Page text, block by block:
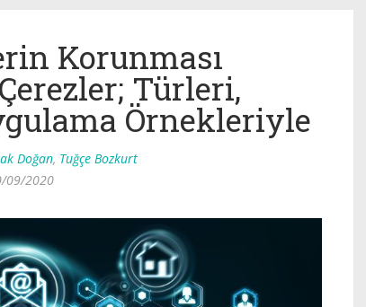
Korunması
Türleri,
Örnekleriyle
Doğan, Tuğçe Bozkurt
09/2020